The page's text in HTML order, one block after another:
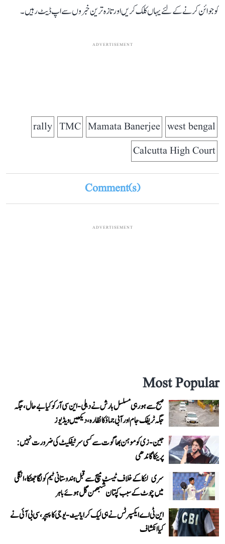
کو جوائن کرنے کے لئے یہاں کلک کریں اور تازہ ترین خبروں سے اپ ڈیٹ رہیں۔
ADVERTISEMENT
west bengal
Mamata Banerjee
TMC
rally
Calcutta High Court
Comment(s)
ADVERTISEMENT
Most Popular
صبح سے ہو رہی مسلسل بارش نے دہلی-این سی آر کو کیا بے حال، جگہ
جگہ ٹریفک جام اور آبی جماؤ کا نظارہ، دیکھیں ویڈیوز
جین-زی کو موہن بھاگوت سے کسی سرٹیفکیٹ کی ضرورت نہیں:
پرینکا گاندھی
سری لنکا کے خلاف ٹیسٹ میچ سے قبل ہندوستانی ٹیم کو لگا جھٹکا، انگلی
میں چوٹ کے سبب کپتان شبھمن گل ہوئے باہر
این ٹی اے ایکسپرٹس نے ہی لیک کرایا نیٹ-یوجی کا پیپر، سی بی آئی نے
کیا انکشاف